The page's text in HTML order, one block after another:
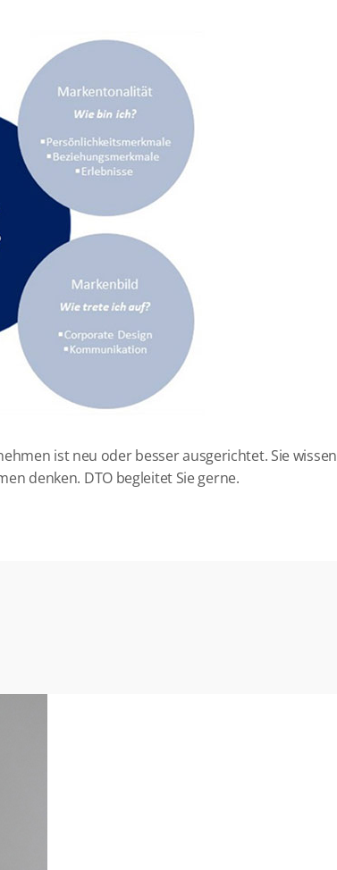
ist neu oder besser ausgerichtet. Sie wissen
denken. DTO begleitet Sie gerne.